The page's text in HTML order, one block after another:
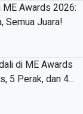
ME Awards 2026:
Semua Juara!
di ME Awards
5 Perak, dan 4